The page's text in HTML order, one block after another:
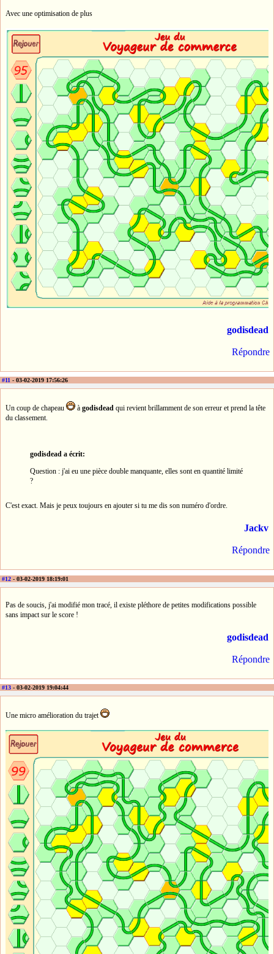
Avec une optimisation de plus
godisdead
Répondre
#11 - 03-02-2019 17:56:26
Un coup de chapeau à godisdead qui revient brillamment de son erreur et prend la tête
du classement.
godisdead a écrit:
Question : j'ai eu une pièce double manquante, elles sont en quantité limité
?
C'est exact. Mais je peux toujours en ajouter si tu me dis son numéro d'ordre.
Jackv
Répondre
#12 - 03-02-2019 18:19:01
Pas de soucis, j'ai modifié mon tracé, il existe pléthore de petites modifications possible
sans impact sur le score !
godisdead
Répondre
#13 - 03-02-2019 19:04:44
Une micro amélioration du trajet